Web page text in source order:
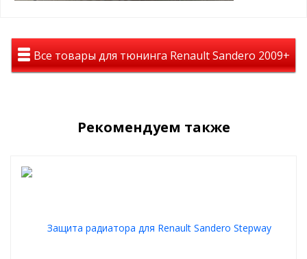
Все товары для тюнинга Renault Sandero 2009+
Рекомендуем также